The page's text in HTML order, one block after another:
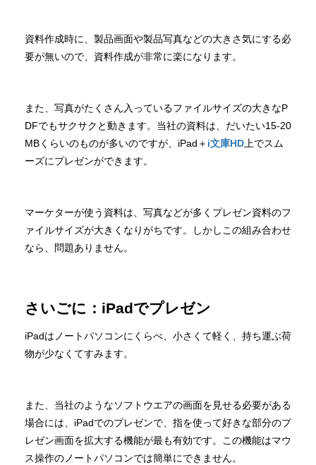
資料作成時に、製品画面や製品写真などの大きさ気にする必
要が無いので、資料作成が非常に楽になります。
また、写真がたくさん入っているファイルサイズの大きなP
DFでもサクサクと動きます。当社の資料は、だいたい15-20
MBくらいのものが多いのですが、iPad＋ i文庫HD 上でスム
ーズにプレゼンができます。
マーケターが使う資料は、写真などが多くプレゼン資料のフ
ァイルサイズが大きくなりがちです。しかしこの組み合わせ
なら、問題ありません。
さいごに：iPadでプレゼン
iPadはノートパソコンにくらべ、小さくて軽く、持ち運ぶ荷
物が少なくてすみます。
また、当社のようなソフトウエアの画面を見せる必要がある
場合には、iPadでのプレゼンで、指を使って好きな部分のプ
レゼン画面を拡大する機能が最も有効です。この機能はマウ
ス操作のノートパソコンでは簡単にできません。